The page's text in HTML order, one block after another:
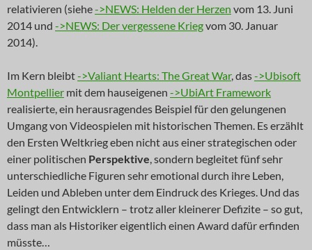
relativieren (siehe->NEWS: Helden der Herzen vom 13. Juni
2014 und ->NEWS: Der vergessene Kriegvom 30. Januar
2014).
Im Kern bleibt->Valiant Hearts: The Great War, das->Ubisoft
Montpellier mit dem hauseigenen ->UbiArt Framework
realisierte, ein herausragendes Beispiel für den gelungenen
Umgang von Videospielen mit historischen Themen. Es erzählt
den Ersten Weltkrieg eben nicht aus einer strategischen oder
einer politischen Perspektive, sondern begleitet fünf sehr
unterschiedliche Figuren sehr emotional durch ihre Leben,
Leiden und Ableben unter dem Eindruck des Krieges. Und das
gelingt den Entwicklern – trotz aller kleinerer Defizite – so gut,
dass man als Historiker eigentlich einen Award dafür erfinden
müsste…